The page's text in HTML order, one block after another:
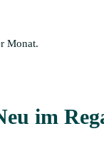
Monat.
im